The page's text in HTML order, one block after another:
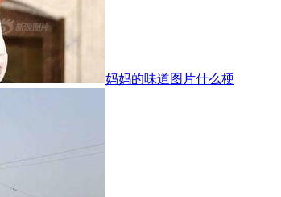
妈妈的味道图片什么梗